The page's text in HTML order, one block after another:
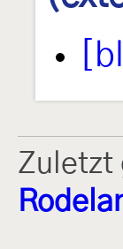
Zuletzt